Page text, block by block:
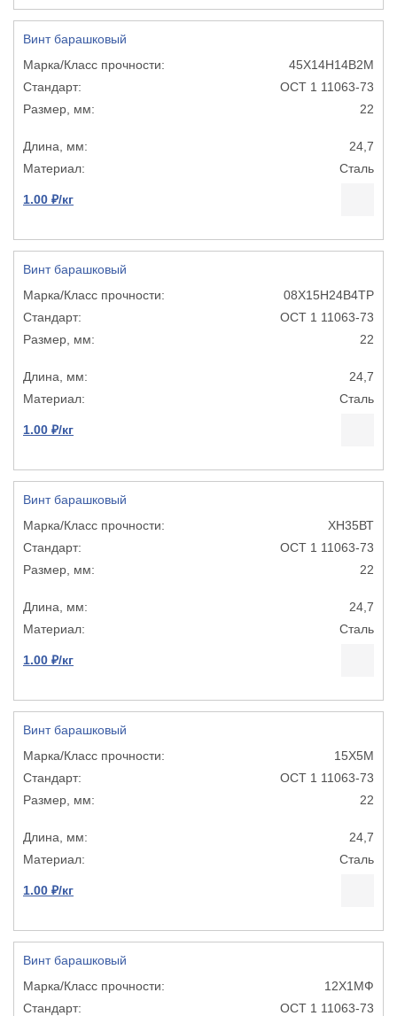
Винт барашковый
45Х14Н14В2М
ОСТ 1 11063-73
22
24,7
Сталь
1.00 ₽/кг
Винт барашковый
08Х15Н24В4ТР
ОСТ 1 11063-73
22
24,7
Сталь
1.00 ₽/кг
Винт барашковый
ХН35ВТ
ОСТ 1 11063-73
22
24,7
Сталь
1.00 ₽/кг
Винт барашковый
15Х5М
ОСТ 1 11063-73
22
24,7
Сталь
1.00 ₽/кг
Винт барашковый
12Х1МФ
ОСТ 1 11063-73